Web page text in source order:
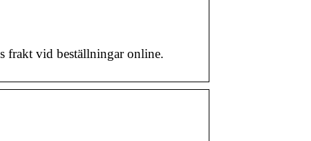
frakt vid beställningar online.